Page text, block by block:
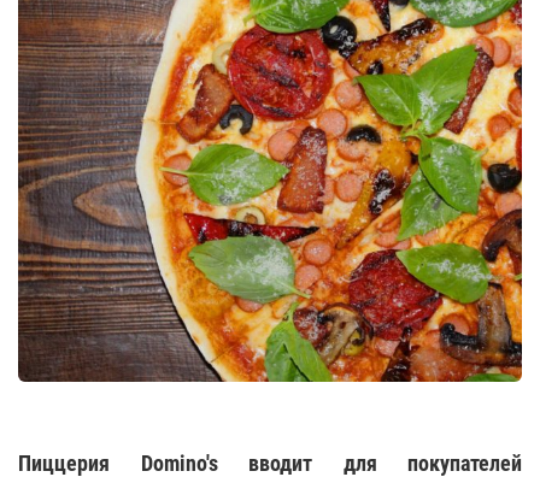
Пиццерия Domino's вводит для покупателей